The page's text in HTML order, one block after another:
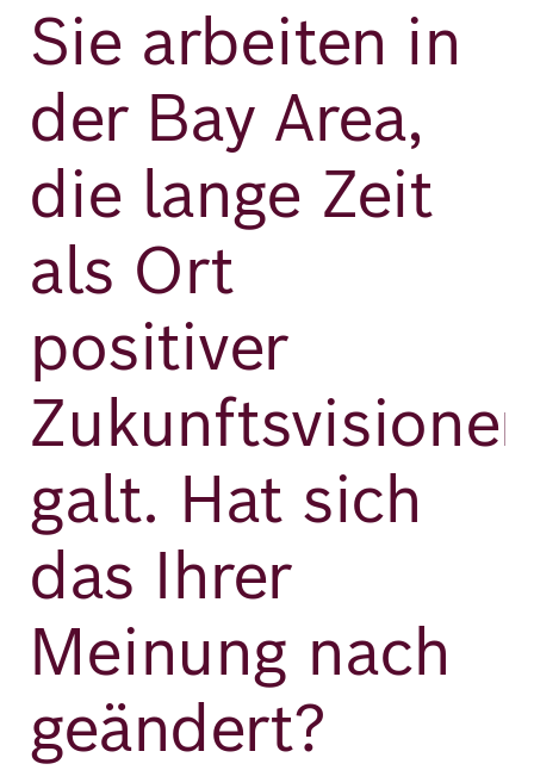
Sie arbeiten in
der Bay Area,
die lange Zeit
als Ort
positiver
galt. Hat sich
das Ihrer
Meinung nach
geändert?